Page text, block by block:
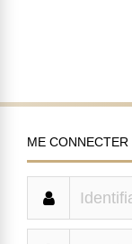
ME CONNECTER